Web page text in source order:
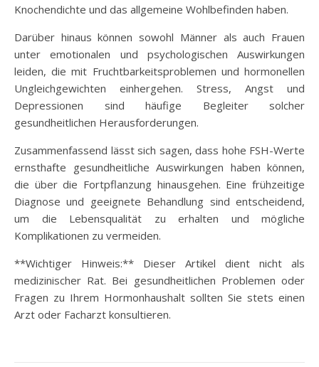
Knochendichte und das allgemeine Wohlbefinden haben.
Darüber hinaus können sowohl Männer als auch Frauen
unter emotionalen und psychologischen Auswirkungen
leiden, die mit Fruchtbarkeitsproblemen und hormonellen
Ungleichgewichten einhergehen. Stress, Angst und
Depressionen sind häufige Begleiter solcher
gesundheitlichen Herausforderungen.
Zusammenfassend lässt sich sagen, dass hohe FSH-Werte
ernsthafte gesundheitliche Auswirkungen haben können,
die über die Fortpflanzung hinausgehen. Eine frühzeitige
Diagnose und geeignete Behandlung sind entscheidend,
um die Lebensqualität zu erhalten und mögliche
Komplikationen zu vermeiden.
**Wichtiger Hinweis:** Dieser Artikel dient nicht als
medizinischer Rat. Bei gesundheitlichen Problemen oder
Fragen zu Ihrem Hormonhaushalt sollten Sie stets einen
Arzt oder Facharzt konsultieren.